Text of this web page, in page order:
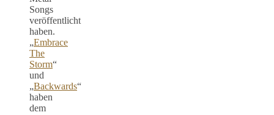
Songs
veröffentlicht
haben.
„Embrace
The
Storm“
und
„Backwards“
haben
dem